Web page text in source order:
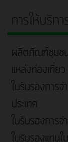
การให้บริกา
ผลิตภัณฑ์ชุมช
แหล่งท่องเที่ย
ใบรับรองการจ่
ประเทศ
ใบรับรองการจ่
ใบรับรองแทนใ